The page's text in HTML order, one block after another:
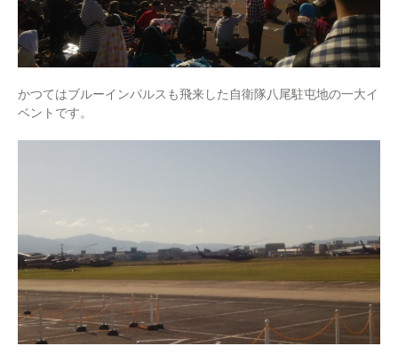
かつてはブルーインパルスも飛来した自衛隊八尾駐屯地の一大イ
ベントです。